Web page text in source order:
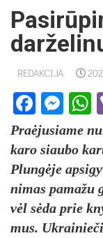
REDAKCIJA
Praė­ju­sia­me
ka­ro siau­bo
Plungė­je
ni­mas pa­ma­žu
vėl sėda prie
mus.